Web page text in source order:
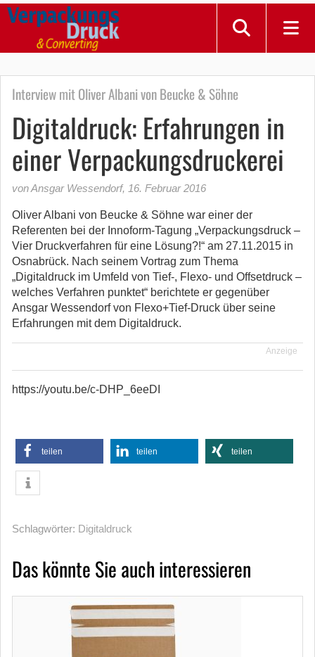
Interview mit Oliver Albani von Beucke & Söhne
Digitaldruck: Erfahrungen in
einer Verpackungsdruckerei
von Ansgar Wessendorf, 16. Februar 2016
Oliver Albani von Beucke & Söhne war einer der
Referenten bei der Innoform-Tagung „Verpackungsdruck –
Vier Druckverfahren für eine Lösung?!“ am 27.11.2015 in
Osnabrück. Nach seinem Vortrag zum Thema
„Digitaldruck im Umfeld von Tief-, Flexo- und Offsetdruck –
welches Verfahren punktet“ berichtete er gegenüber
Ansgar Wessendorf von Flexo+Tief-Druck über seine
Erfahrungen mit dem Digitaldruck.
Anzeige
https://youtu.be/c-DHP_6eeDI
teilen teilen teilen
Schlagwörter: Digitaldruck
Das könnte Sie auch interessieren